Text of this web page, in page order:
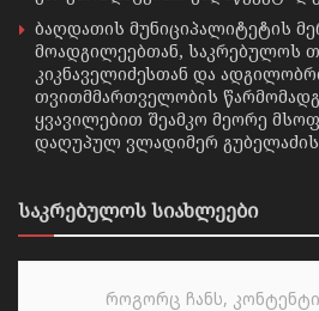
ბაღდათის მუნიციპალიტეტის
მოადგილეებთან, საკრებულოს
კიკნაველიძესთან და
თვითმმართველობის
ყვავილებით შეამკო მეორე
დაღუპულ ვლადიმერ
საკრებულოს სიახლეები
როგორც ჩანს,